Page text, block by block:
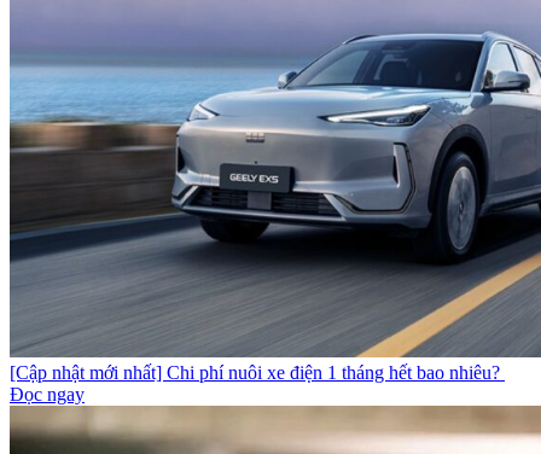
[Cập nhật mới nhất] Chi phí nuôi xe điện 1 tháng hết bao nhiêu?
Đọc ngay